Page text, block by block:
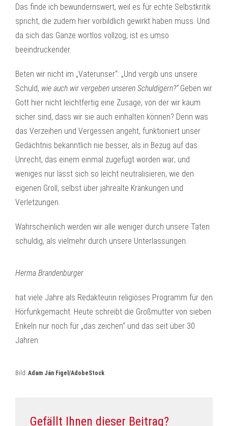
Das finde ich bewundernswert, weil es für echte Selbstkritik
spricht, die zudem hier vorbildlich gewirkt haben muss. Und
da sich das Ganze wortlos vollzog, ist es umso
beeindruckender.
Beten wir nicht im „Vaterunser“: „Und vergib uns unsere
Schuld, wie auch wir vergeben unseren Schuldigern?“ Geben wir
Gott hier nicht leichtfertig eine Zusage, von der wir kaum
sicher sind, dass wir sie auch einhalten können? Denn was
das Verzeihen und Vergessen angeht, funktioniert unser
Gedächtnis bekanntlich nie besser, als in Bezug auf das
Unrecht, das einem einmal zugefügt worden war; und
weniges nur lässt sich so leicht neutralisieren, wie den
eigenen Groll, selbst über jahrealte Kränkungen und
Verletzungen.
Wahrscheinlich werden wir alle weniger durch unsere Taten
schuldig, als vielmehr durch unsere Unterlassungen.
Herma Brandenburger
hat viele Jahre als Redakteurin religiöses Programm für den
Hörfunkgemacht. Heute schreibt die Großmutter von sieben
Enkeln nur noch für „das zeichen“ und das seit über 30
Jahren.
Bild: Adam Ján Figel/AdobeStock
Gefällt Ihnen dieser Beitrag?